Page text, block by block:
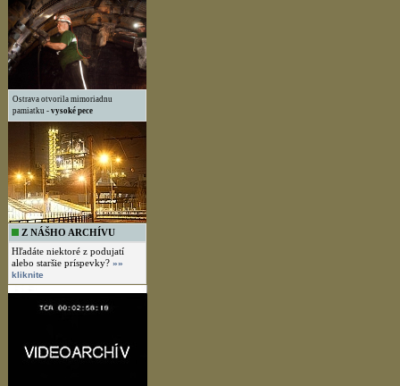
Ostrava otvorila mimoriadnu
pamiatku - vysoké pece
Z NÁŠHO ARCHÍVU
Hľadáte niektoré z podujatí
alebo staršie príspevky? »»
kliknite